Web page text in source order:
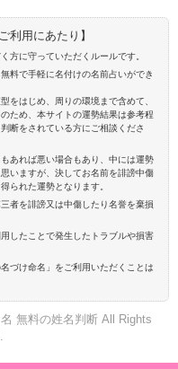
利用にあたり】
方に守っていただくルールです。
料で手軽に名付けの名前占いができ
をはじめ、周りの環境まで含めて、
ため、本サイトの運勢結果は参考程
断をされている方にご相談くださ
あれば悪い場合もあり、中には運勢
いますが、決してお名前を誹謗中傷
られた運勢となります。
者を誹謗又は中傷したり名誉を棄損
したことで発生したトラブルや損害
づけ命名」をご利用いただくことは
無料の姓名判断 All Rights